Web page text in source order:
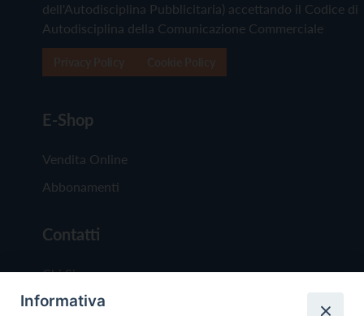
dell'Autodisciplina Pubblicitaria) accettando il Codice di
Autodisciplina della Comunicazione Commerciale
E-Shop
Vendita Online
Abbonamenti
Contatti
Chi Siamo
Redazione
Informativa